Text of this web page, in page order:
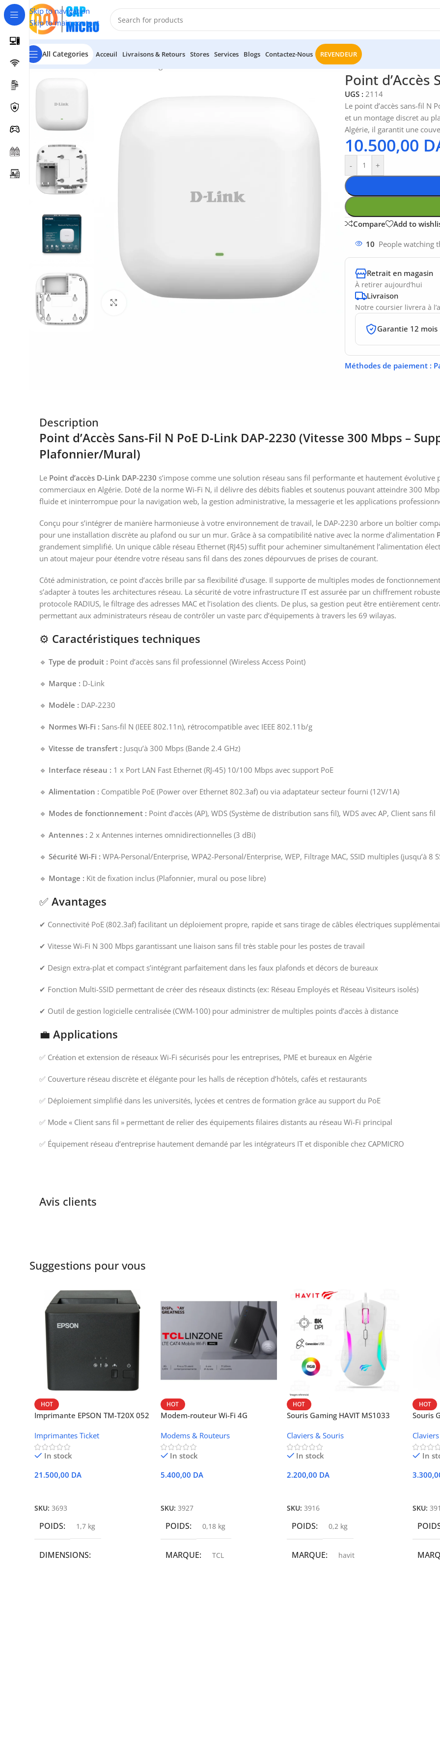
Skip to navigation
Skip to main content
All Categories Acceuil Livraisons & Retours Stores Services Blogs Contactez-Nous REVENDEUR
Accueil/RESEAUX/ Point d’Accès Sans-Fil N PoE D-Link DAP-2230
Point d’Accès
UGS : 2114
Le point d’accès sans-fil N
et un montage discret au
Algérie, il garantit une
10.500,00
- +
Compare Add to
10 People watching
Retrait en magasin
À retirer aujourd’hui
Livraison
Notre coursier livrera à
Garantie 12 mois
Méthodes de paiement :
Description
Point d’Accès Sans-Fil N PoE D-Link DAP-2230 (Vitesse 300 Mbps –
Plafonnier/Mural)
Le Point d’accès D-Link DAP-2230 s’impose comme une solution réseau sans fil performante et hautement évolutive
commerciaux en Algérie. Doté de la norme Wi-Fi N, il délivre des débits fiables et soutenus pouvant atteindre 300
fluide et ininterrompue pour la navigation web, la gestion administrative, la messagerie et les applications
Conçu pour s’intégrer de manière harmonieuse à votre environnement de travail, le DAP-2230 arbore un boîtier
pour une installation discrète au plafond ou sur un mur. Grâce à sa compatibilité native avec la norme d’alimentation
grandement simplifié. Un unique câble réseau Ethernet (RJ45) suffit pour acheminer simultanément l’alimentation
un atout majeur pour étendre votre réseau sans fil dans des zones dépourvues de prises de courant.
Côté administration, ce point d’accès brille par sa flexibilité d’usage. Il supporte de multiples modes de fonctionnement
s’adapter à toutes les architectures réseau. La sécurité de votre infrastructure IT est assurée par un chiffrement
protocole RADIUS, le filtrage des adresses MAC et l’isolation des clients. De plus, sa gestion peut être entièrement
permettant aux administrateurs réseau de contrôler un vaste parc d’équipements à travers les 69 wilayas.
⚙️ Caractéristiques techniques
🔹 Type de produit : Point d’accès sans fil professionnel (Wireless Access Point)
🔹 Marque : D-Link
🔹 Modèle : DAP-2230
🔹 Normes Wi-Fi : Sans-fil N (IEEE 802.11n), rétrocompatible avec IEEE 802.11b/g
🔹 Vitesse de transfert : Jusqu’à 300 Mbps (Bande 2.4 GHz)
🔹 Interface réseau : 1 x Port LAN Fast Ethernet (RJ-45) 10/100 Mbps avec support PoE
🔹 Alimentation : Compatible PoE (Power over Ethernet 802.3af) ou via adaptateur secteur fourni (12V/1A)
🔹 Modes de fonctionnement : Point d’accès (AP), WDS (Système de distribution sans fil), WDS avec AP, Client sans fil
🔹 Antennes : 2 x Antennes internes omnidirectionnelles (3 dBi)
🔹 Sécurité Wi-Fi : WPA-Personal/Enterprise, WPA2-Personal/Enterprise, WEP, Filtrage MAC, SSID multiples (jusqu’à 8
🔹 Montage : Kit de fixation inclus (Plafonnier, mural ou pose libre)
✅ Avantages
✔ Connectivité PoE (802.3af) facilitant un déploiement propre, rapide et sans tirage de câbles électriques
✔ Vitesse Wi-Fi N 300 Mbps garantissant une liaison sans fil très stable pour les postes de travail
✔ Design extra-plat et compact s’intégrant parfaitement dans les faux plafonds et décors de bureaux
✔ Fonction Multi-SSID permettant de créer des réseaux distincts (ex: Réseau Employés et Réseau Visiteurs isolés)
✔ Outil de gestion logicielle centralisée (CWM-100) pour administrer de multiples points d’accès à distance
💼 Applications
✅ Création et extension de réseaux Wi-Fi sécurisés pour les entreprises, PME et bureaux en Algérie
✅ Couverture réseau discrète et élégante pour les halls de réception d’hôtels, cafés et restaurants
✅ Déploiement simplifié dans les universités, lycées et centres de formation grâce au support du PoE
✅ Mode « Client sans fil » permettant de relier des équipements filaires distants au réseau Wi-Fi principal
✅ Équipement réseau d’entreprise hautement demandé par les intégrateurs IT et disponible chez CAPMICRO
Avis clients
Suggestions pour vous
HOT
Imprimante EPSON TM-T20X 052
Imprimantes Ticket
In stock
21.500,00 DA
SKU: 3693
POIDS 1,7 kg
DIMENSIONS
HOT
Modem-routeur Wi-Fi 4G
Modems & Routeurs
In stock
5.400,00 DA
SKU: 3927
POIDS 0,18 kg
MARQUE TCL
HOT
Souris Gaming HAVIT MS1033
Claviers & Souris
In stock
2.200,00 DA
SKU: 3916
POIDS 0,2 kg
MARQUE havit
HOT
Souris
In
SKU: